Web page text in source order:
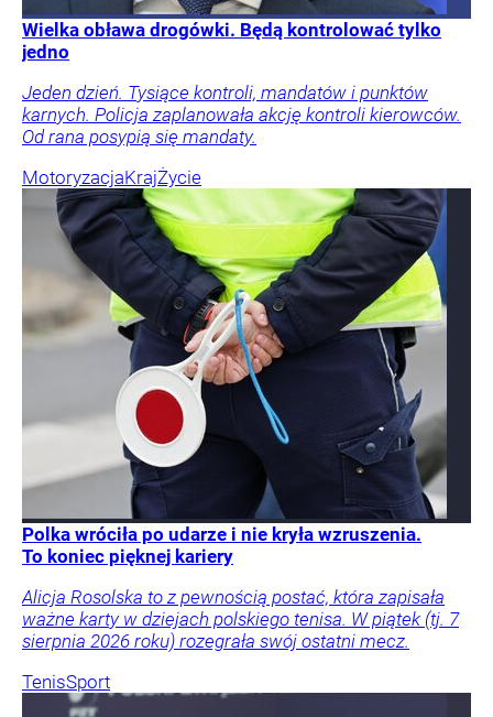
Wielka obława drogówki. Będą kontrolować tylko
jedno
Jeden dzień. Tysiące kontroli, mandatów i punktów
karnych. Policja zaplanowała akcję kontroli kierowców.
Od rana posypią się mandaty.
MotoryzacjaKrajŻycie
Polka wróciła po udarze i nie kryła wzruszenia.
To koniec pięknej kariery
Alicja Rosolska to z pewnością postać, która zapisała
ważne karty w dziejach polskiego tenisa. W piątek (tj. 7
sierpnia 2026 roku) rozegrała swój ostatni mecz.
TenisSport